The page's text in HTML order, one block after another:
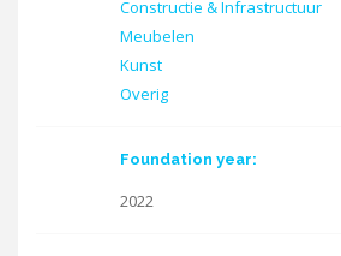
Constructie & Infrastructuur
Meubelen
Kunst
Overig
Foundation year:
2022